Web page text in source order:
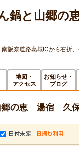
鍋と山郷
阪奈道路葛城ICから右折
地図・
アクセス
お知らせ・
ブログ
の恵 湯宿 久保